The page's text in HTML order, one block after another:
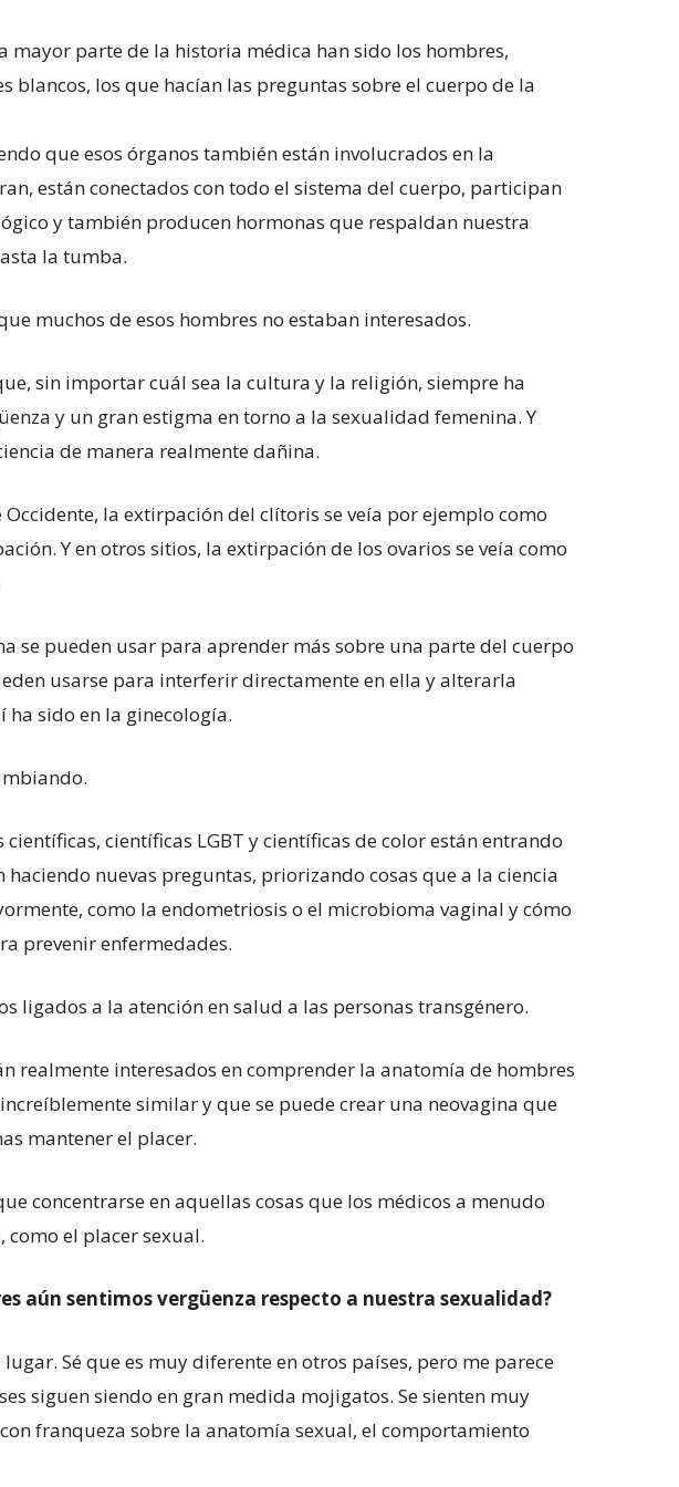
mayor parte de la historia médica han sido los hombres,
blancos, los que hacían las preguntas sobre el cuerpo de la
que esos órganos también están involucrados en la
están conectados con todo el sistema del cuerpo, participan
y también producen hormonas que respaldan nuestra
la tumba.
muchos de esos hombres no estaban interesados.
sin importar cuál sea la cultura y la religión, siempre ha
y un gran estigma en torno a la sexualidad femenina. Y
de manera realmente dañina.
Occidente, la extirpación del clítoris se veía por ejemplo como
Y en otros sitios, la extirpación de los ovarios se veía como
se pueden usar para aprender más sobre una parte del cuerpo
usarse para interferir directamente en ella y alterarla
ha sido en la ginecología.
científicas, científicas LGBT y científicas de color están entrando
haciendo nuevas preguntas, priorizando cosas que a la ciencia
como la endometriosis o el microbioma vaginal y cómo
prevenir enfermedades.
ligados a la atención en salud a las personas transgénero.
realmente interesados en comprender la anatomía de hombres
similar y que se puede crear una neovagina que
mantener el placer.
concentrarse en aquellas cosas que los médicos a menudo
como el placer sexual.
aún sentimos vergüenza respecto a nuestra sexualidad?
Sé que es muy diferente en otros países, pero me parece
siguen siendo en gran medida mojigatos. Se sienten muy
franqueza sobre la anatomía sexual, el comportamiento